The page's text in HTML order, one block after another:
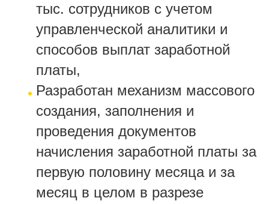
тыс. сотрудников с учетом
управленческой аналитики и
способов выплат заработной
платы,
Разработан механизм массового
создания, заполнения и
проведения документов
начисления заработной платы за
первую половину месяца и за
месяц в целом в разрезе